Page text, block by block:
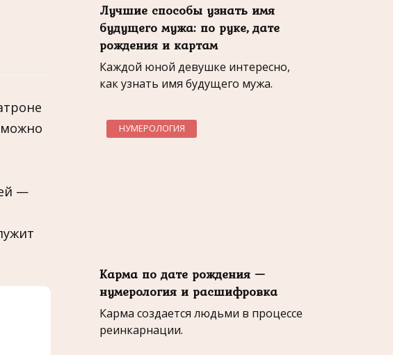
—
Лучшие способы узнать имя
будущего мужа: по руке, дате
рождения и картам
Каждой юной девушке интересно,
как узнать имя будущего мужа.
НУМЕРОЛОГИЯ
Карма по дате рождения —
нумерология и расшифровка
Карма создается людьми в процессе
реинкарнации.